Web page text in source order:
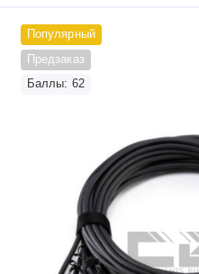
Популярный
Предзаказ
Баллы: 62